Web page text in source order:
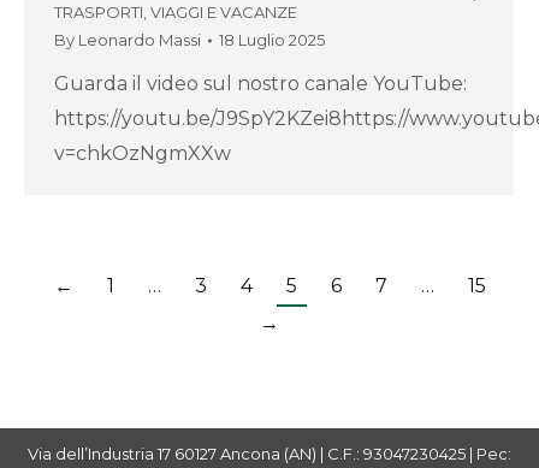
TRASPORTI, VIAGGI E VACANZE
By Leonardo Massi 18 Luglio 2025
Guarda il video sul nostro canale YouTube:
https://youtu.be/J9SpY2KZei8https://
v=chkOzNgmXXw
← 1 … 3 4 5 6 7 …
15
→
Via dell’Industria 17 60127 Ancona (AN) | C.F.: 93047230425 | Pec: